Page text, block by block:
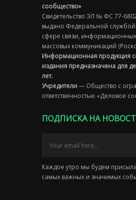
сообщество»
Свидетельство ЭЛ № ФС 77-
выдано Федеральной службой
сфере связи,
массовых коммуникаций
Информационная продукция
издания предназначена для
лет.
Учредители— Общество с
ответственностью «Деловое
ПОДПИСКА НА
Каждое утро мы будем
самых важных и значимых